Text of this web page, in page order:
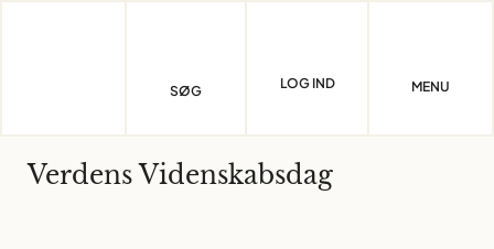
SØG LOG IND MENU
Verdens Videnskabsdag